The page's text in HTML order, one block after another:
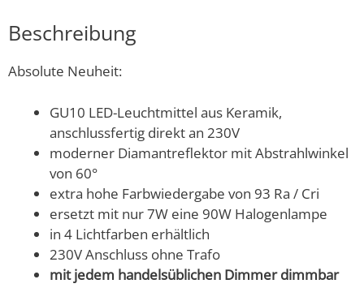
Beschreibung
Absolute Neuheit:
GU10 LED-Leuchtmittel aus Keramik,
anschlussfertig direkt an 230V
moderner Diamantreflektor mit Abstrahlwinkel
von 60°
extra hohe Farbwiedergabe von 93 Ra / Cri
ersetzt mit nur 7W eine 90W Halogenlampe
in 4 Lichtfarben erhältlich
230V Anschluss ohne Trafo
mit jedem handelsüblichen Dimmer dimmbar